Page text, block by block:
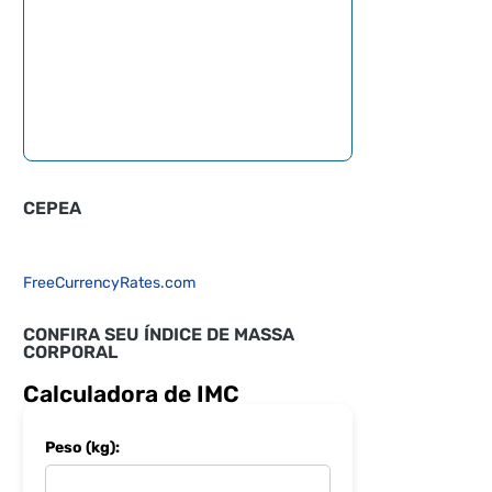
CEPEA
FreeCurrencyRates.com
CONFIRA SEU ÍNDICE DE MASSA
CORPORAL
Calculadora de IMC
Peso (kg):